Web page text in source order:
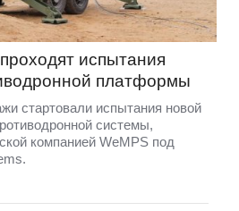
испытания
платформы
стартовали испытания новой
системы,
компанией WeMPS под